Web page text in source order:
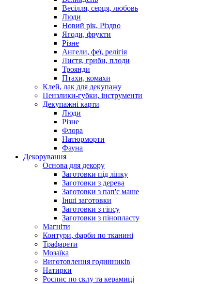
Весілля, серця, любовь
Люди
Новий рік, Різдво
Ягоди, фрукти
Різне
Ангели, феї, релігія
Листя, гриби, плоди
Троянди
Птахи, комахи
Клей, лак для декупажу
Пензлики-губки, інструменти
Декупажні карти
Люди
Різне
Флора
Натюрморти
Фауна
Декорування
Основа для декору
Заготовки під ліпку
Заготовки з дерева
Заготовки з пап'є маше
Інші заготовки
Заготовки з гіпсу
Заготовки з пінопласту
Магніти
Контури, фарби по тканині
Трафарети
Мозаїка
Виготовлення годинників
Натирки
Роспис по склу та керамиці